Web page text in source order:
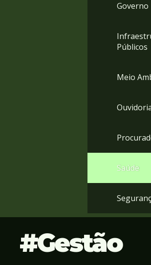
Governo
Públicos
Meio
Saúde
Gestão